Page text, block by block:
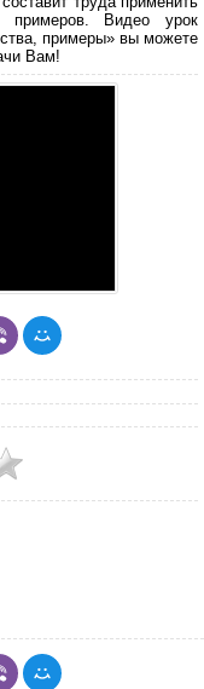
примеров. Видео урок
примеры» вы можете
Вам!